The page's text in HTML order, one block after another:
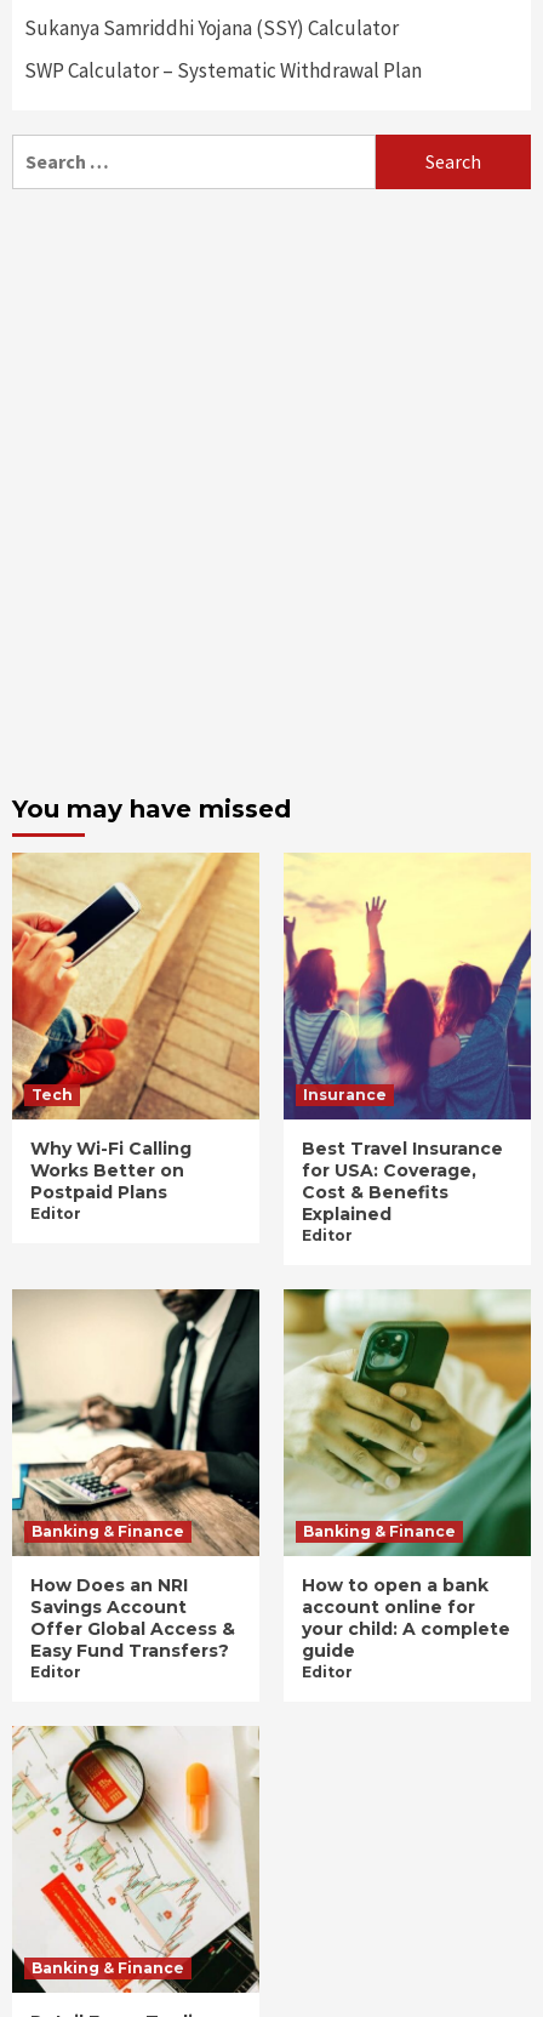
Sukanya Samriddhi Yojana (SSY) Calculator
SWP Calculator – Systematic Withdrawal Plan
for:
You may have missed
Tech
Why Wi-Fi Calling
Works Better on
Postpaid Plans
Editor
Insurance
Best Travel Insurance
for USA: Coverage,
Cost & Benefits
Explained
Editor
Banking & Finance
How Does an NRI
Savings Account
Offer Global Access &
Easy Fund Transfers?
Editor
Banking & Finance
How to open a bank
account online for
your child: A complete
guide
Editor
Banking & Finance